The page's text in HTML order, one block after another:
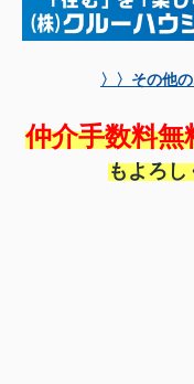
〉〉その他
仲介手数料無
もよろし